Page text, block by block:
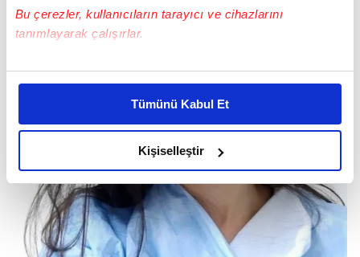
Bu çerezler, kullanıcıların tarayıcı ve cihazlarını
tanımlayarak çalışırlar.
Bu çerezlere izin vermeniz halinde sizlere özel
daha iyi reklam deneyimi yaşatabiliriz. Bunu yaparken
amacımızın size daha iyi bir reklam deneyimi sunmak
olduğunu ve sizlere en iyi içerikleri sunabilmek adına
elimizden gelen çabayı gösterdiğimizi ve bu noktada,
reklamların maliyetlerimizi karşılamak noktasında tek gelir
kalemimiz olduğunu sizlere hatırlatmak isteriz.
Her halükârda, kullanıcılar, bu çerezlere izin vermedikleri
Tümünü Kabul Et
Kişiselleştir